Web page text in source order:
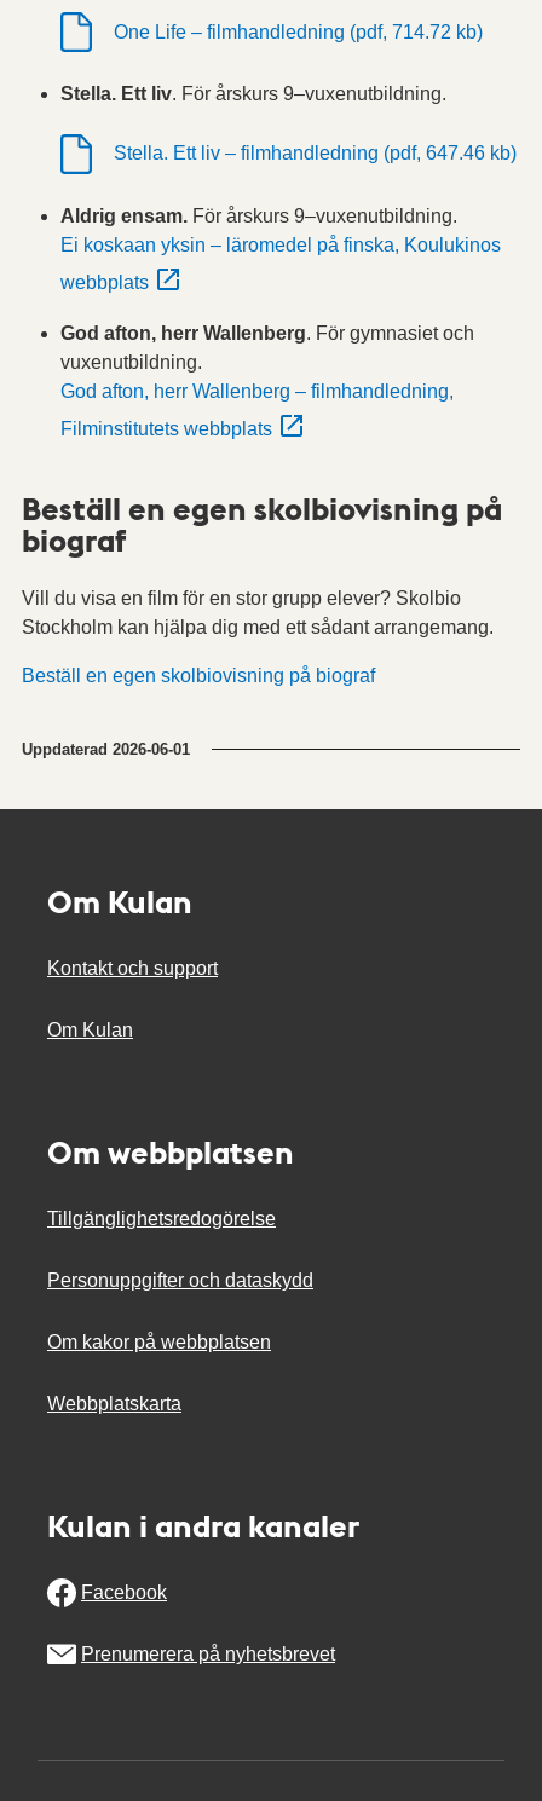
One Life – filmhandledning (pdf, 714.72 kb)
Stella. Ett liv. För årskurs 9–vuxenutbildning.
Stella. Ett liv – filmhandledning (pdf, 647.46 kb)
Aldrig ensam. För årskurs 9–vuxenutbildning.
Ei koskaan yksin – läromedel på finska, Koulukinos
webbplats
God afton, herr Wallenberg. För gymnasiet och
vuxenutbildning.
God afton, herr Wallenberg – filmhandledning,
Filminstitutets webbplats
Beställ en egen skolbiovisning på
biograf
Vill du visa en film för en stor grupp elever? Skolbio
Stockholm kan hjälpa dig med ett sådant arrangemang.
Beställ en egen skolbiovisning på biograf
Uppdaterad 2026-06-01
Om Kulan
Kontakt och support
Om Kulan
Om webbplatsen
Tillgänglighetsredogörelse
Personuppgifter och dataskydd
Om kakor på webbplatsen
Webbplatskarta
Kulan i andra kanaler
Facebook
Prenumerera på nyhetsbrevet